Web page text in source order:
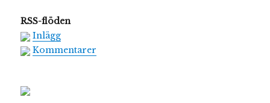
RSS-flöden
Inlägg
Kommentarer